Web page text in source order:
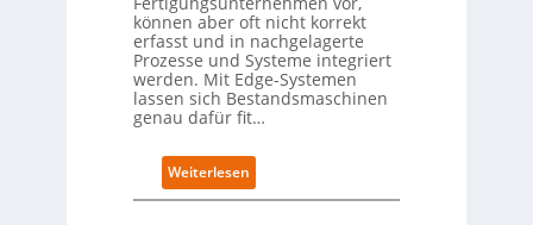
können aber oft nicht korrekt
erfasst und in nachgelagerte
Prozesse und Systeme integriert
werden. Mit Edge-Systemen
lassen sich Bestandsmaschinen
genau dafür fit…
Weiterlesen:
R